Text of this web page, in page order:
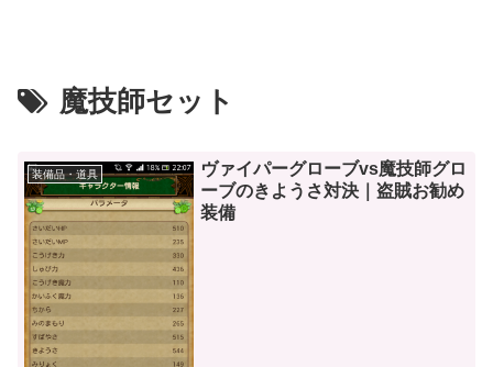
魔技師セット
装備品・道具
ヴァイパーグローブvs魔技師グロ
ーブのきようさ対決｜盗賊お勧め
装備